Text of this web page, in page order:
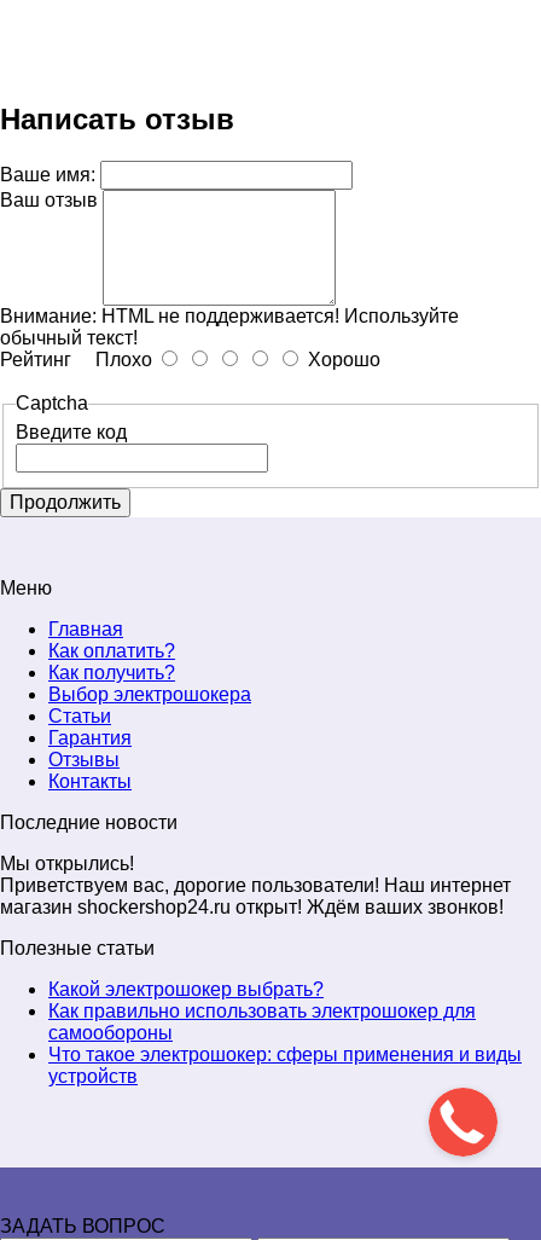
Написать отзыв
Ваше имя:
Ваш отзыв
Внимание: HTML не поддерживается! Используйте
обычный текст!
Рейтинг Плохо Хорошо
Captcha
Введите код
Продолжить
Меню
Главная
Как оплатить?
Как получить?
Выбор электрошокера
Статьи
Гарантия
Отзывы
Контакты
Последние новости
Мы открылись!
Приветствуем вас, дорогие пользователи! Наш интернет
магазин shockershop24.ru открыт! Ждём ваших звонков!
Полезные статьи
Какой электрошокер выбрать?
Как правильно использовать электрошокер для
самообороны
Что такое электрошокер: сферы применения и виды
устройств
ЗАДАТЬ ВОПРОС